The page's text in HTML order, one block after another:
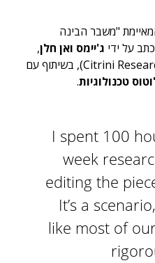
"משבר הבינה
ג'יימס ואן חלן,
טכנולוגיות.
I spent 100
week
editing the
It’s a
like most of